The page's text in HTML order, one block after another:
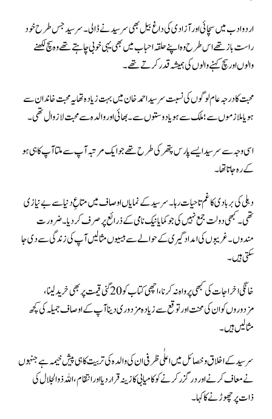
اردو ادب میں سچائی اور آزادی کی داغ بیل بھی سر سید نے ڈالی ۔ سرسید جس طرح خود
راست باز تھے اس طرح وہ اپنے حلقہ احباب میں بھی یہی خوبی چاہتے تھے وہ سچ لکھنے
والوں اور سچ کہنے والوں کی ہمیشہ قدر کرتےتھے ۔
محبت کا درجہ عام لوگوں کی نسبت سر سید احمد خان میں بہت زیادہ تھا یہ محبت خاندان سے
ہو یا ملازموں سے ؛ ملک سے ہو یا دوستوں سے ۔ بھائی اور والدہ سے محبت لازوال تھی۔
اسی وجہ سے سر سید ایسے پارس پتھر کی طرح تھے جو ایک مرتبہ آپ سے ملتا آپ کا ہی ہو
کے رہ جاتا تھا ۔
دہلی کی بربادی کا غم تاحیات رہا ۔سرسید کے نمایاں اوصاف میں متاعِ دنیا سے بے نیازی
تھی۔کبھی دولت جمع نہیں کی جو کمایا نیک نامی کے ذرائع پر صرف کر دیا۔ضرورت
مندوں۔غریبوں کی امداد گیری کے حوالے سے بیسیوں مثالیں آپ کی زندگی سےدی جا
سکتی ہیں ۔
خانگی اخراجات کی کبھی پرواہ نہ کرنا ، اچھی کتاب کو 20 گنی قیمت پر بھی خرید لینا ،
مزدوروں کو ان کی محنت اور توقع سے زیادہ مزدوری دینا آپ کے اوصاف جمیلہ کی کچھ
مثالیں ہیں ۔
سرسید کے اخلاق و خصائل میں اعلٰی ظرفی ان کی والدہ کی تربیت کا ہی پیش خیمہ ہے جنہوں
نے معاف کرنے اور درگزر کرنے کو کامیابی کا زینہ قرار دیا اور انتقام ، اللہ ذوالجلال کی
ذات پر چھوڑنے کا کہا ۔